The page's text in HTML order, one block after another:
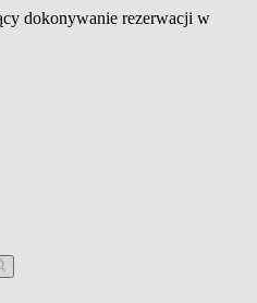
dokonywanie rezerwacji w